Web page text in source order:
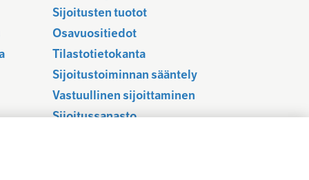
Sijoitusten tuotot
Osavuositiedot
Tilastotietokanta
Sijoitustoiminnan sääntely
Vastuullinen sijoittaminen
Sijoitussanasto